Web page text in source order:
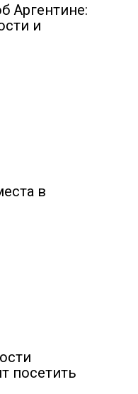
Аргентине:
и
в
посетить